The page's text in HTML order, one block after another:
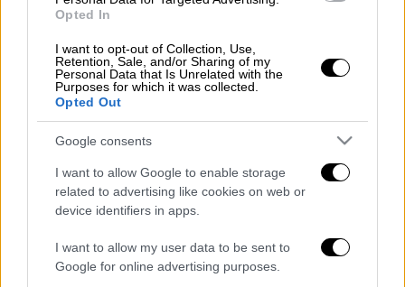
Opted In
I want to opt-out of Collection, Use,
Retention, Sale, and/or Sharing of my
Personal Data that Is Unrelated with the
Purposes for which it was collected.
Opted Out
Google consents
I want to allow Google to enable storage
related to advertising like cookies on web or
device identifiers in apps.
I want to allow my user data to be sent to
Google for online advertising purposes.
Στον άνθρωπο που τηρεί τις
υποσχέσεις του, που άλλαξε την
ιστορία… Πρόεδρε για σένα!
#IvanSavvidis #ThePresident
pic.twitter.com/ekHpqIpA2C
— PAOK FC (@PAOK_FC)
2024
Τα σχολιά σας δημοσιεύονται άμεσα με δική σας ευθύνη. Το
ΕΘΝΟΣ θα παρεμβαίνει και τα προσβλητικά σχόλια θα
διαγράφονται